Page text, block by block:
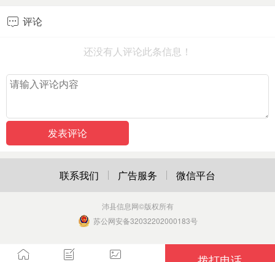
 评论
还没有人评论此条信息！
联系我们 广告服务 微信平台
沛县信息网©版权所有
苏公网安备32032202000183号